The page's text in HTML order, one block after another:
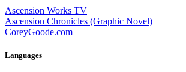
Ascension Works TV
Ascension Chronicles (Graphic Novel)
CoreyGoode.com
Languages